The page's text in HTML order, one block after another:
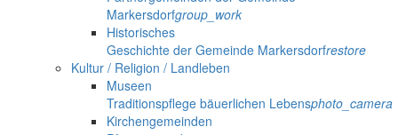
Markersdorfgroup_work
Historisches
Geschichte der Gemeinde Markersdorfrestore
Kultur / Religion / Landleben
Museen
Traditionspflege bäuerlichen Lebensphoto_camera
Kirchengemeinden